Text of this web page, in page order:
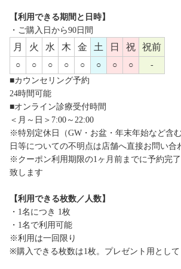
【利用できる期間と日時】
・ご購入日から90日間
月 火 水 木 金 土 日 祝 祝前
○ ○ ○ ○ ○ ○ ○ ○
-
■カウンセリング予約
24時間可能
■オンライン診療受付時間
＜月～日＞7:00～22:00
※特別定休日（GW・お盆・年末年始など含
日等についての不明点は店舗へ直接お問い合
※クーポン利用期限の1ヶ月前までに予約完
致します
【利用できる枚数／人数】
・1名につき 1枚
・1名で利用可能
※利用は一回限り
※購入できる枚数は1枚。プレゼント用とし